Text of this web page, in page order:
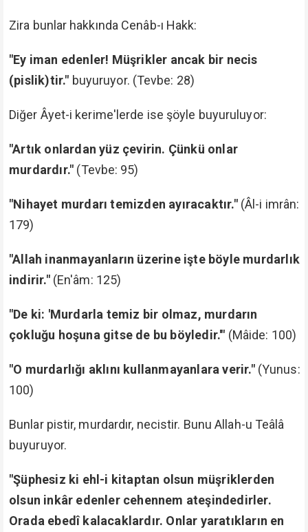
Zira bunlar hakkında Cenâb-ı Hakk:
"Ey iman edenler! Müşrikler ancak bir necis
(pislik)tir." buyuruyor. (Tevbe: 28)
Diğer Âyet-i kerime'lerde ise şöyle buyuruluyor:
"Artık onlardan yüz çevirin. Çünkü onlar
murdardır." (Tevbe: 95)
"Nihayet murdarı temizden ayıracaktır."(Âl-i imrân:
179)
"Allah inanmayanların üzerine işte böyle murdarlık
indirir."(En'âm: 125)
"De ki: 'Murdarla temiz bir olmaz, murdarın
çokluğu hoşuna gitse de bu böyledir.'" (Mâide: 100)
"O murdarlığı aklını kullanmayanlara verir."(Yunus:
100)
Bunlar pistir, murdardır, necistir. Bunu Allah-u Teâlâ
buyuruyor.
"Şüphesiz ki ehl-i kitaptan olsun müşriklerden
olsun inkâr edenler cehennem ateşindedirler.
Orada ebedî kalacaklardır. Onlar yaratıkların en